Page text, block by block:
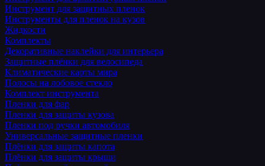
Инструмент для защитных пленок
Инструменты для пленок на кузов
Жидкости
Комплекты
Декоративные наклейки для интерьера
Защитные плёнки для велосипеда
Климатические карты мира
Полосы на лобовое стекло
Комплект инструмента
Пленки для фар
Пленки для защиты кузова
Пленки под ручки автомобиля
Универсальные защитные пленки
Плёнки для защиты капота
Плёнки для защиты крыши